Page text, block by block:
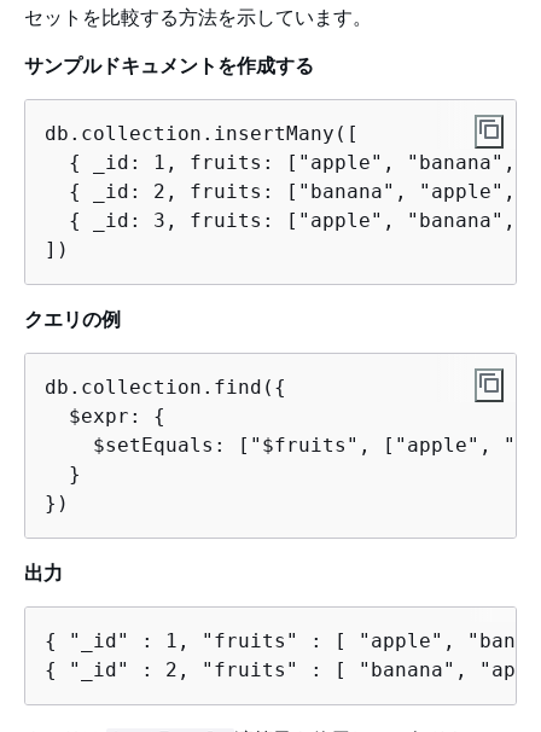
セットを比較する方法を示しています。
サンプルドキュメントを作成する
db.collection.insertMany([
{
_id: 1, fruits: ["apple", "banana",
{
_id: 2, fruits: ["banana", "apple",
{
_id: 3, fruits: ["apple", "banana",
])
クエリの例
db.collection.find( {
  $expr:
{
$setEquals: ["$fruits", ["apple",
  }
})
出力
{
{
"_id" : 2, "fruits" : [ "banana",